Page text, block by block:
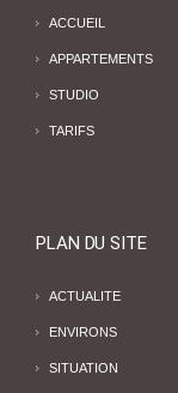
ACCUEIL
APPARTEMENTS
STUDIO
TARIFS
PLAN DU SITE
ACTUALITE
ENVIRONS
SITUATION